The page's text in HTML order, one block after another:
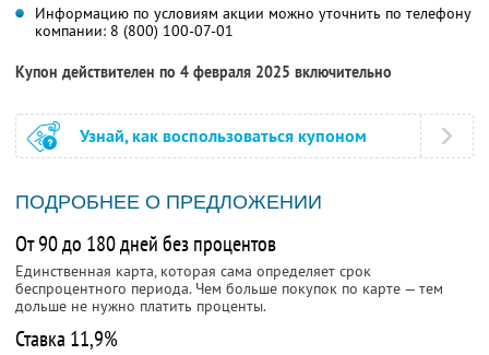
Информацию по условиям акции можно уточнить по телефону
компании: 8 (800) 100-07-01
Купон действителен по 4 февраля 2025 включительно
Узнай, как воспользоваться купоном
ПОДРОБНЕЕ О ПРЕДЛОЖЕНИИ
От 90 до 180 дней без процентов
Единственная карта, которая сама определяет срок
беспроцентного периода. Чем больше покупок по карте — тем
дольше не нужно платить проценты.
Ставка 11,9%